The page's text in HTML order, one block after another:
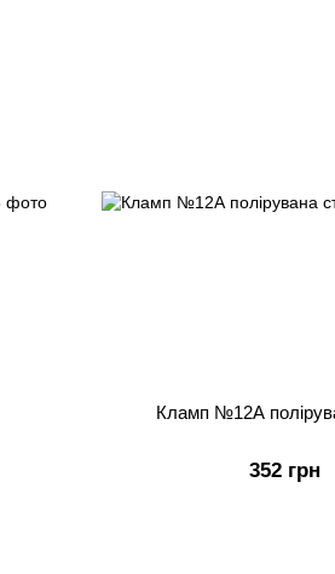
Кламп №12А
352 грн